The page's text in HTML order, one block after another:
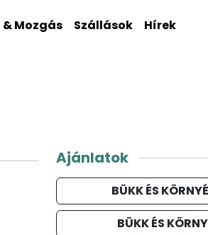
& Mozgás Szállások Hírek
Ajánlatok
BÜKK ÉS
BÜKK ÉS